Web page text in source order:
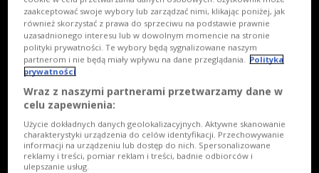
zaakceptować swoje wybory lub zarządzać nimi, klikając poniżej, jak
również skorzystać z prawa do sprzeciwu na podstawie prawnie
uzasadnionego interesu lub w dowolnym momencie na stronie
polityki prywatności. Te wybory będą sygnalizowane naszym
partnerom i nie będą miały wpływu na dane przeglądania. Polityka
prywatności
Wraz z naszymi partnerami przetwarzamy dane w
celu zapewnienia:
Użycie dokładnych danych geolokalizacyjnych. Aktywne skanowanie
charakterystyki urządzenia do celów identyfikacji. Przechowywanie
informacji na urządzeniu lub dostęp do nich. Spersonalizowane
reklamy i treści, pomiar reklam i treści, badnie odbiorców i
ulepszanie usług.